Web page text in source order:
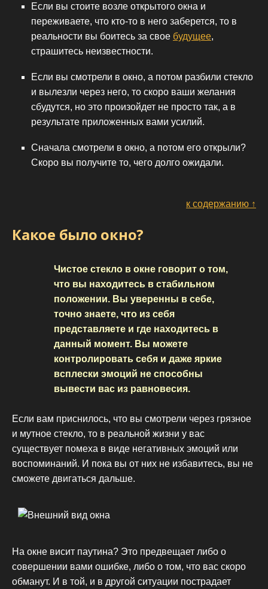
Если вы стоите возле открытого окна и
переживаете, что кто-то в него заберется, то в
реальности вы боитесь за свое будущее,
страшитесь неизвестности.
Если вы смотрели в окно, а потом разбили стекло
и вылезли через него, то скоро ваши желания
сбудутся, но это произойдет не просто так, а в
результате приложенных вами усилий.
Сначала смотрели в окно, а потом его открыли?
Скоро вы получите то, чего долго ожидали.
к содержанию ↑
Какое было окно?
Чистое стекло в окне говорит о том,
что вы находитесь в стабильном
положении. Вы уверенны в себе,
точно знаете, что из себя
представляете и где находитесь в
данный момент. Вы можете
контролировать себя и даже яркие
всплески эмоций не способны
вывести вас из равновесия.
Если вам приснилось, что вы смотрели через грязное
и мутное стекло, то в реальной жизни у вас
существует помеха в виде негативных эмоций или
воспоминаний. И пока вы от них не избавитесь, вы не
сможете двигаться дальше.
На окне висит паутина? Это предвещает либо о
совершении вами ошибке, либо о том, что вас скоро
обманут. И в той, и в другой ситуации пострадает